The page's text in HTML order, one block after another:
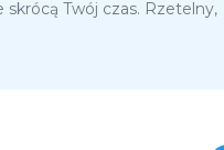
Twój czas. Rzetelny,